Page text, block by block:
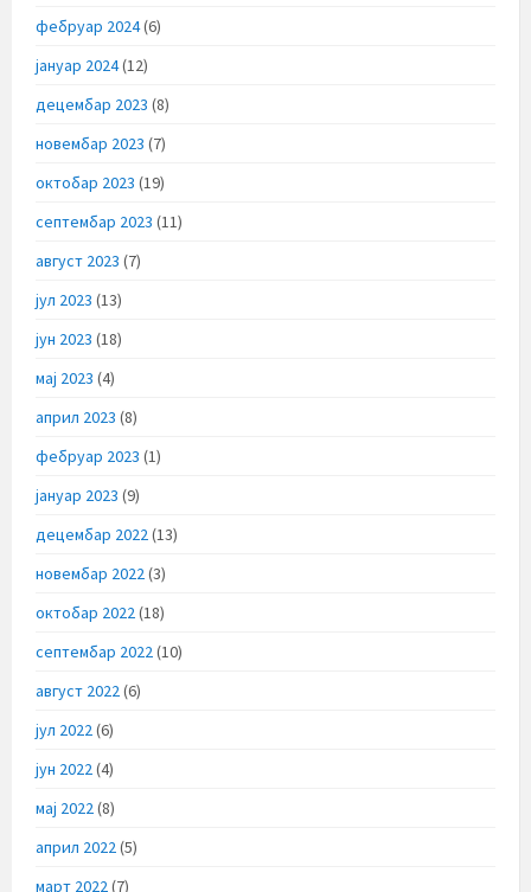
фебруар 2024(6)
јануар 2024(12)
децембар 2023 (8)
новембар 2023 (7)
октобар 2023 (19)
септембар 2023 (11)
август 2023 (7)
јул 2023 (13)
јун 2023 (18)
мај 2023 (4)
април 2023 (8)
фебруар 2023 (1)
јануар 2023 (9)
децембар 2022(13)
новембар 2022(3)
октобар 2022(18)
септембар 2022(10)
август 2022(6)
јул 2022(6)
јун 2022(4)
мај 2022(8)
април 2022(5)
март 2022(7)